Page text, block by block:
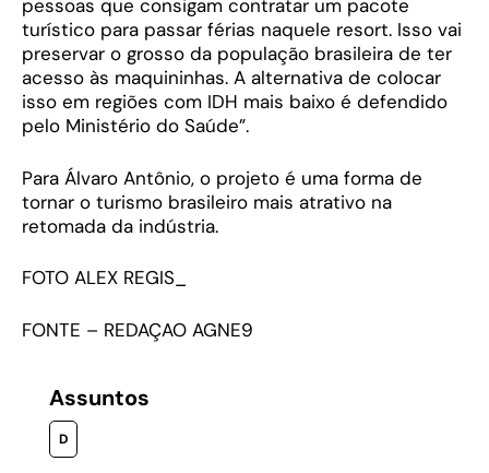
pessoas que consigam contratar um pacote
turístico para passar férias naquele resort. Isso vai
preservar o grosso da população brasileira de ter
acesso às maquininhas. A alternativa de colocar
isso em regiões com IDH mais baixo é defendido
pelo Ministério do Saúde”.
Para Álvaro Antônio, o projeto é uma forma de
tornar o turismo brasileiro mais atrativo na
retomada da indústria.
FOTO ALEX REGIS_
FONTE – REDAÇAO AGNE9
Assuntos
D